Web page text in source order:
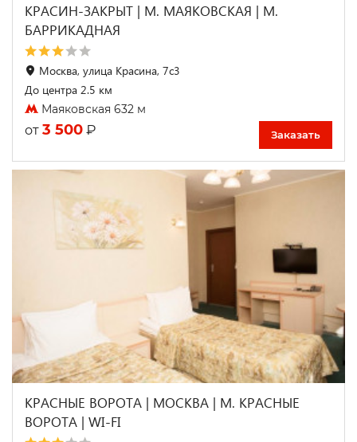
КРАСИН-ЗАКРЫТ | М. МАЯКОВСКАЯ | М.
БАРРИКАДНАЯ
Москва, улица Красина, 7с3
До центра 2.5 км
Маяковская 632 м
от 3 500 ₽ Заказать
КРАСНЫЕ ВОРОТА | МОСКВА | М. КРАСНЫЕ
ВОРОТА | WI-FI